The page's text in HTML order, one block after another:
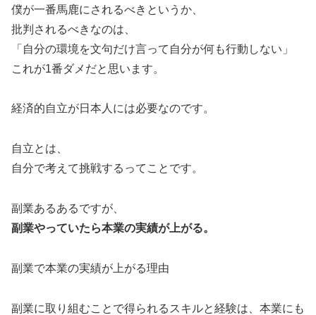
僕が一番馬鹿にされるべきというか、
批判されるべきなのは、
「自分の環境を文句だけ言って自分が何も行動しない」
これが1番ダメだと思います。
経済的自立が日本人には必要なのです。
自立とは、
自分で考えて挑戦するってことです。
副業あるあるですが、
副業やっていたら本業の実績が上がる。
副業で本業の実績が上がる理由
副業に取り組むことで得られるスキルと経験は、本業にも